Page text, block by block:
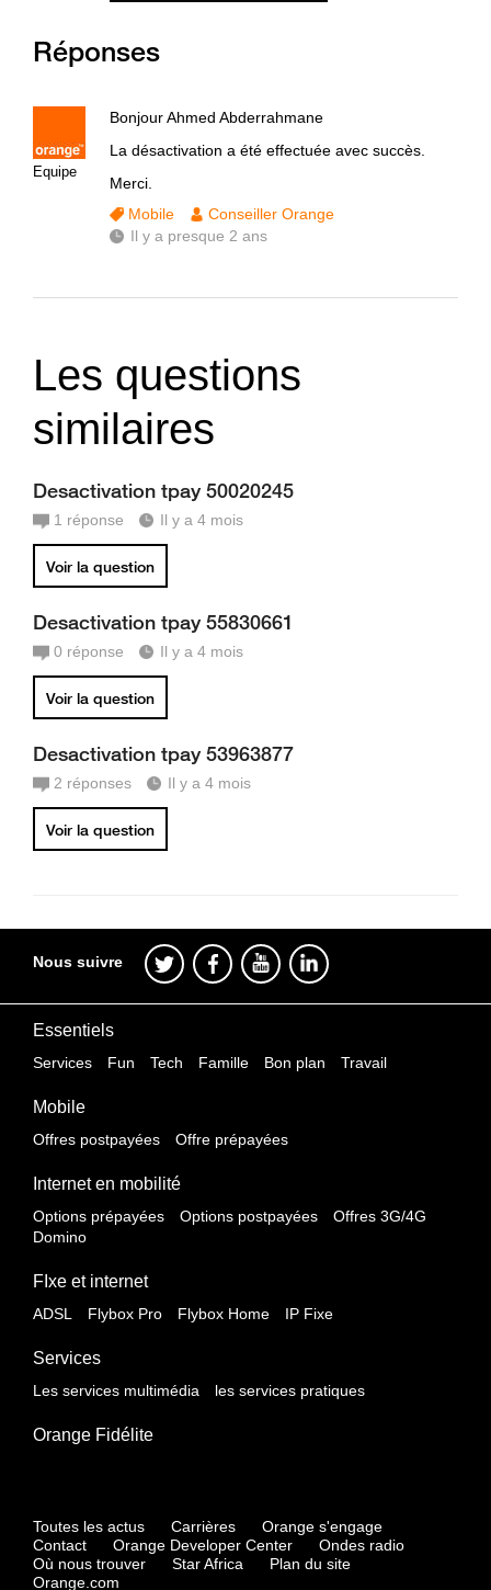
Réponses
Equipe
Bonjour Ahmed Abderrahmane
La désactivation a été effectuée avec succès.
Merci.
Mobile
Conseiller Orange
Il y a presque 2 ans
Les questions
similaires
Desactivation tpay 50020245
1 réponse Il y a 4 mois
Voir la question
Desactivation tpay 55830661
0 réponse Il y a 4 mois
Voir la question
Desactivation tpay 53963877
2 réponses Il y a 4 mois
Voir la question
Nous suivre
Essentiels
Services Fun Tech Famille Bon plan Travail
Mobile
Offres postpayées Offre prépayées
Internet en mobilité
Options prépayées Options postpayées
Offres 3G/4G
Domino
FIxe et internet
ADSL Flybox Pro Flybox Home IP Fixe
Services
Les services multimédia les services pratiques
Orange Fidélite
Toutes les actus Carrières
Orange s'engage
Contact
Orange Developer Center
Ondes radio
Où nous trouver
Star Africa
Plan du site
Orange.com